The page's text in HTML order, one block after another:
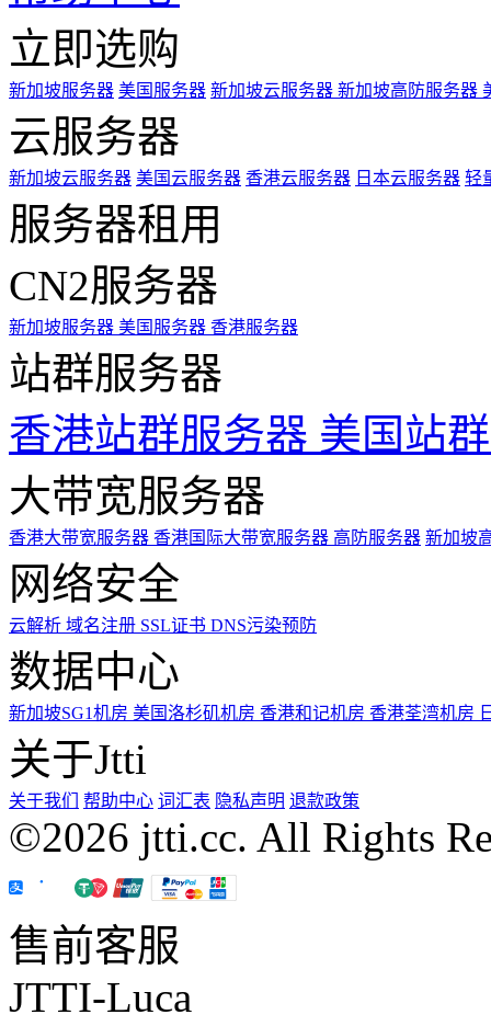
立即选购
新加坡服务器 美国服务器 新加坡云服务器 新加坡高防服务器
云服务器
新加坡云服务器 美国云服务器 香港云服务器 日本云服务器 轻
服务器租用
CN2服务器
新加坡服务器 美国服务器 香港服务器
站群服务器
香港站群服务器 美国站
大带宽服务器
香港大带宽服务器 香港国际大带宽服务器 高防服务器 新加坡
网络安全
云解析 域名注册 SSL证书 DNS污染预防
数据中心
新加坡SG1机房 美国洛杉矶机房 香港和记机房 香港荃湾机房
关于Jtti
关于我们 帮助中心 词汇表 隐私声明 退款政策
©2026 jtti.cc. All Rights
售前客服
JTTI-Luca